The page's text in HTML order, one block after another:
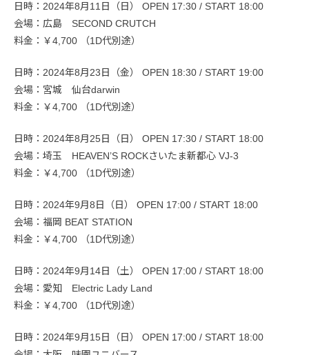
日時：2024年8月11日（日） OPEN 17:30 / START 18:00
会場：広島 SECOND CRUTCH
料金：￥4,700 （1D代別途）
日時：2024年8月23日（金） OPEN 18:30 / START 19:00
会場：宮城 仙台darwin
料金：￥4,700 （1D代別途）
日時：2024年8月25日（日） OPEN 17:30 / START 18:00
会場：埼玉 HEAVEN’S ROCKさいたま新都心 VJ-3
料金：￥4,700 （1D代別途）
日時：2024年9月8日（日） OPEN 17:00 / START 18:00
会場：福岡 BEAT STATION
料金：￥4,700 （1D代別途）
日時：2024年9月14日（土） OPEN 17:00 / START 18:00
会場：愛知 Electric Lady Land
料金：￥4,700 （1D代別途）
日時：2024年9月15日（日） OPEN 17:00 / START 18:00